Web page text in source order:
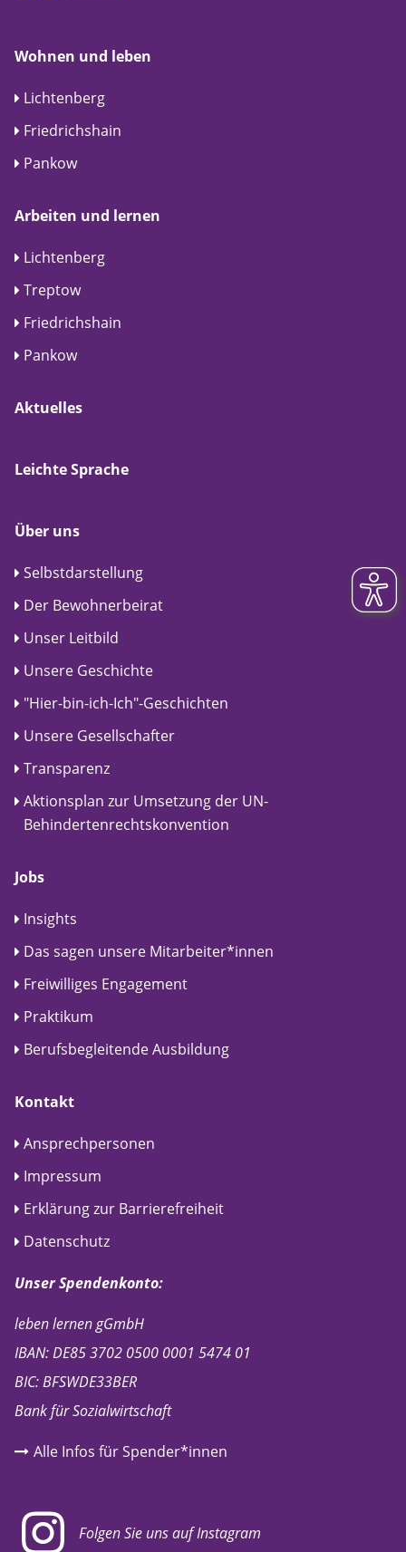
Wohnen und leben
Lichtenberg
Friedrichshain
Pankow
Arbeiten und lernen
Lichtenberg
Treptow
Friedrichshain
Pankow
Aktuelles
Leichte Sprache
Über uns
Selbstdarstellung
Der Bewohnerbeirat
Unser Leitbild
Unsere Geschichte
"Hier-bin-ich-Ich"-Geschichten
Unsere Gesellschafter
Transparenz
Aktionsplan zur Umsetzung der UN-
Behindertenrechtskonvention
Jobs
Insights
Das sagen unsere Mitarbeiter*innen
Freiwilliges Engagement
Praktikum
Berufsbegleitende Ausbildung
Kontakt
Ansprechpersonen
Impressum
Erklärung zur Barrierefreiheit
Datenschutz
Unser Spendenkonto:
leben lernen gGmbH
IBAN: DE85 3702 0500 0001 5474 01
BIC: BFSWDE33BER
Bank für Sozialwirtschaft
Alle Infos für Spender*innen
Folgen Sie uns auf Instagram